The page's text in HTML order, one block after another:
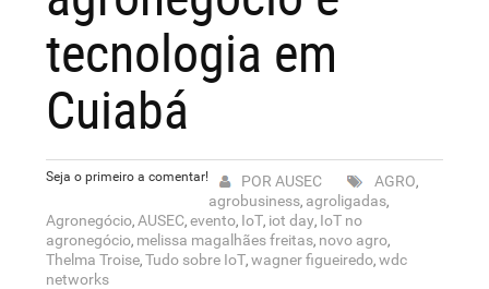
tecnologia em
Cuiabá
POR AUSEC
Seja o primeiro a comentar! AGRO,
agrobusiness, agroligadas,
Agronegócio,AUSEC,evento, IoT, iot day, IoT no
agronegócio, melissa magalhães freitas, novo agro,
Thelma Troise,Tudo sobre IoT,wagner figueiredo,wdc
networks